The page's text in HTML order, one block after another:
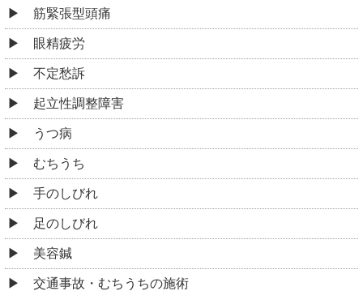
美容鍼
交通事故・むちうちの施術
その他
お役立ち情報
整体とマッサージの違い
腰痛のお悩み、わかります！共通のシーンと整体の効
果
新宿区四谷で健康な日々を手に入れるBLBはり灸整骨
院
好転反応とは何か？